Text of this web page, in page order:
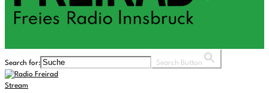
Search for: Search Button
Stream